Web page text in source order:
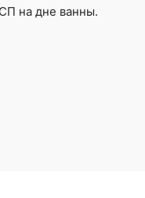
на дне ванны.